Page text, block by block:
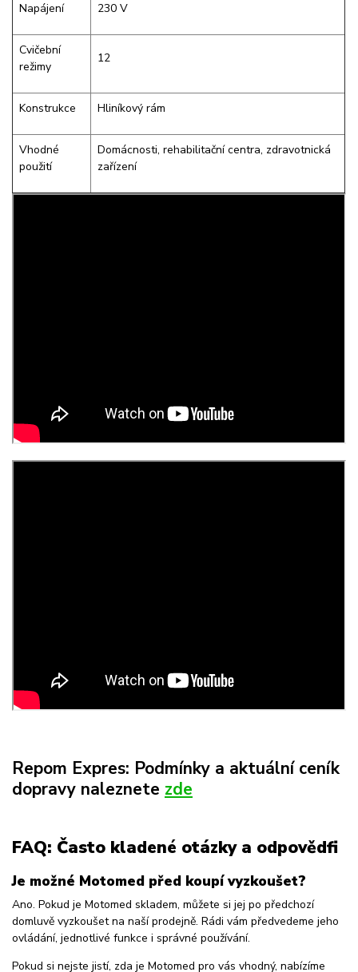
Napájení 230 V
Cvičební
režimy
12
Konstrukce Hliníkový rám
Vhodné
použití
Domácnosti, rehabilitační centra, zdravotnická
zařízení
Repom Expres: Podmínky a aktuální ceník
dopravy naleznete zde
FAQ: Často kladené otázky a odpovědfi
Je možné Motomed před koupí vyzkoušet?
Ano. Pokud je Motomed skladem, můžete si jej po předchozí
domluvě vyzkoušet na naší prodejně. Rádi vám předvedeme jeho
ovládání, jednotlivé funkce i správné používání.
Pokud si nejste jistí, zda je Motomed pro vás vhodný, nabízíme